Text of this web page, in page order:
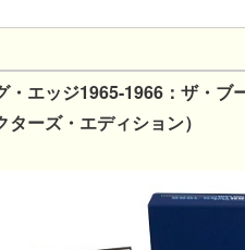
・エッジ1965-1966：ザ・
ーズ・エディション）